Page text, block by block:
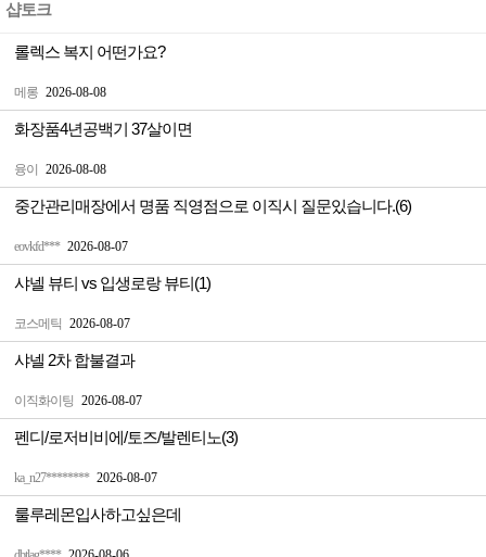
샵토크
메롱 2026-08-08
롤렉스 복지 어떤가요?
융이 2026-08-08
화장품4년공백기 37살이면
eovkfd*** 2026-08-07
중간관리매장에서 명품 직영점으로 이직시 질문있습니다.(6)
코스메틱 2026-08-07
샤넬 뷰티 vs 입생로랑 뷰티(1)
이직화이팅 2026-08-07
샤넬 2차 합불결과
ka_n27******** 2026-08-07
펜디/로저비비에/토즈/발렌티노(3)
룰루레몬입사하고싶은데